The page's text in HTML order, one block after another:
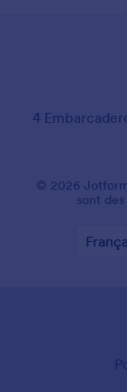
4
© 2026
sont